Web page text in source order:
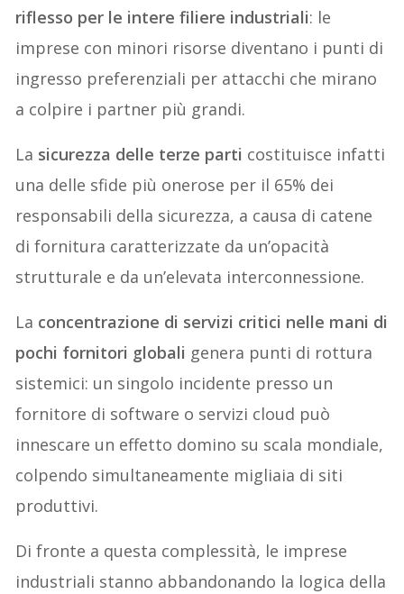
riflesso per le intere filiere industriali: le
imprese con minori risorse diventano i punti di
ingresso preferenziali per attacchi che mirano
a colpire i partner più grandi.
La sicurezza delle terze parti costituisce infatti
una delle sfide più onerose per il 65% dei
responsabili della sicurezza, a causa di catene
di fornitura caratterizzate da un’opacità
strutturale e da un’elevata interconnessione.
La concentrazione di servizi critici nelle mani di
pochi fornitori globali genera punti di rottura
sistemici: un singolo incidente presso un
fornitore di software o servizi cloud può
innescare un effetto domino su scala mondiale,
colpendo simultaneamente migliaia di siti
produttivi.
Di fronte a questa complessità, le imprese
industriali stanno abbandonando la logica della